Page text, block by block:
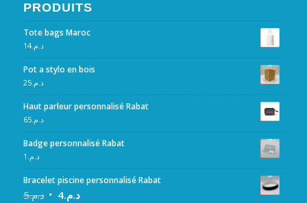
PRODUITS
Tote bags Maroc
د.م.14
Pot a stylo en bois
د.م.25
Haut parleur personnalisé Rabat
د.م.65
Badge personnalisé Rabat
د.م. 1
Bracelet piscine personnalisé Rabat
د.م.5 د.م.4